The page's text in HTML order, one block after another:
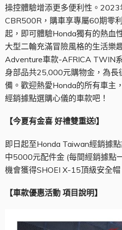
操控體驗增添更多便利性。
CBR500R，購車享專屬60期零
起，即可體驗Honda獨有的熱血
大型二輪充滿冒險風格的生活樂
Adventure車款-AFRICA TWIN
身部品共25,000元購物金，為長
備。歡迎熱愛Honda的所有車主
經銷據點選購心儀的車款吧！
【今夏有金喜 好禮雙重送!】
即日起至Honda Taiwan經銷據
中5000元配件金 (每間經銷據點
機會獲得SHOEI X-15頂級安全帽
【車款優惠活動 項目說明】